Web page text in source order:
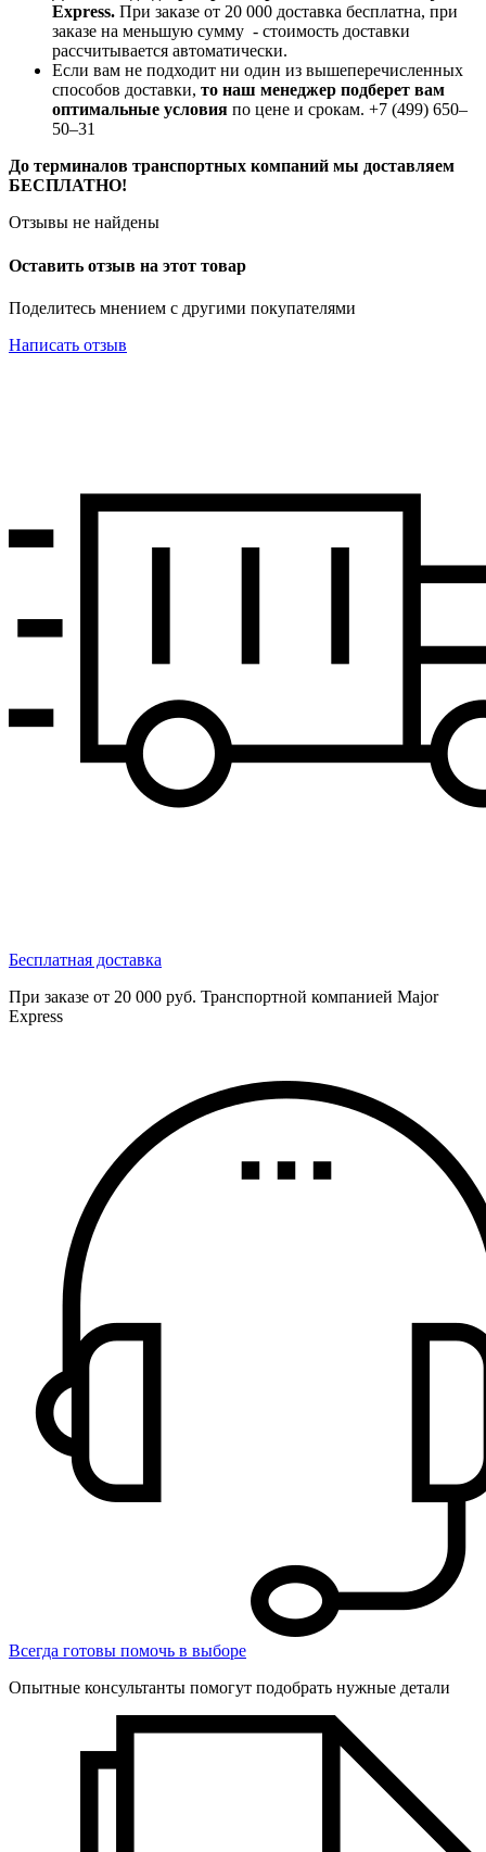
Express. При заказе от 20 000 доставка бесплатна, при
заказе на меньшую сумму - стоимость доставки
рассчитывается автоматически.
Если вам не подходит ни один из вышеперечисленных
способов доставки, то наш менеджер подберет вам
оптимальные условия по цене и срокам. +7 (499) 650‒
50‒31
До терминалов транспортных компаний мы доставляем
БЕСПЛАТНО!
Отзывы не найдены
Оставить отзыв на этот товар
Поделитесь мнением с другими покупателями
Написать отзыв
Бесплатная доставка
При заказе от 20 000 руб. Транспортной компанией Major
Express
Всегда готовы помочь в выборе
Опытные консультанты помогут подобрать нужные детали